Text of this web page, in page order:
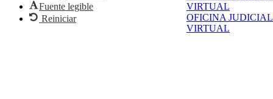
VIRTUAL
OFICINA JUDICIAL
VIRTUAL
Fuente legible
Reiniciar